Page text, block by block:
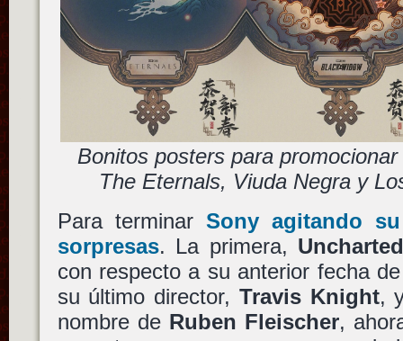
Bonitos posters para
The Eternals, Viuda Negra y
Para terminar Sonyagitando su
sorpresas. La primera,
con respecto a su anterior fecha
su último director, Travis Knight,
nombre de Ruben Fleischer,